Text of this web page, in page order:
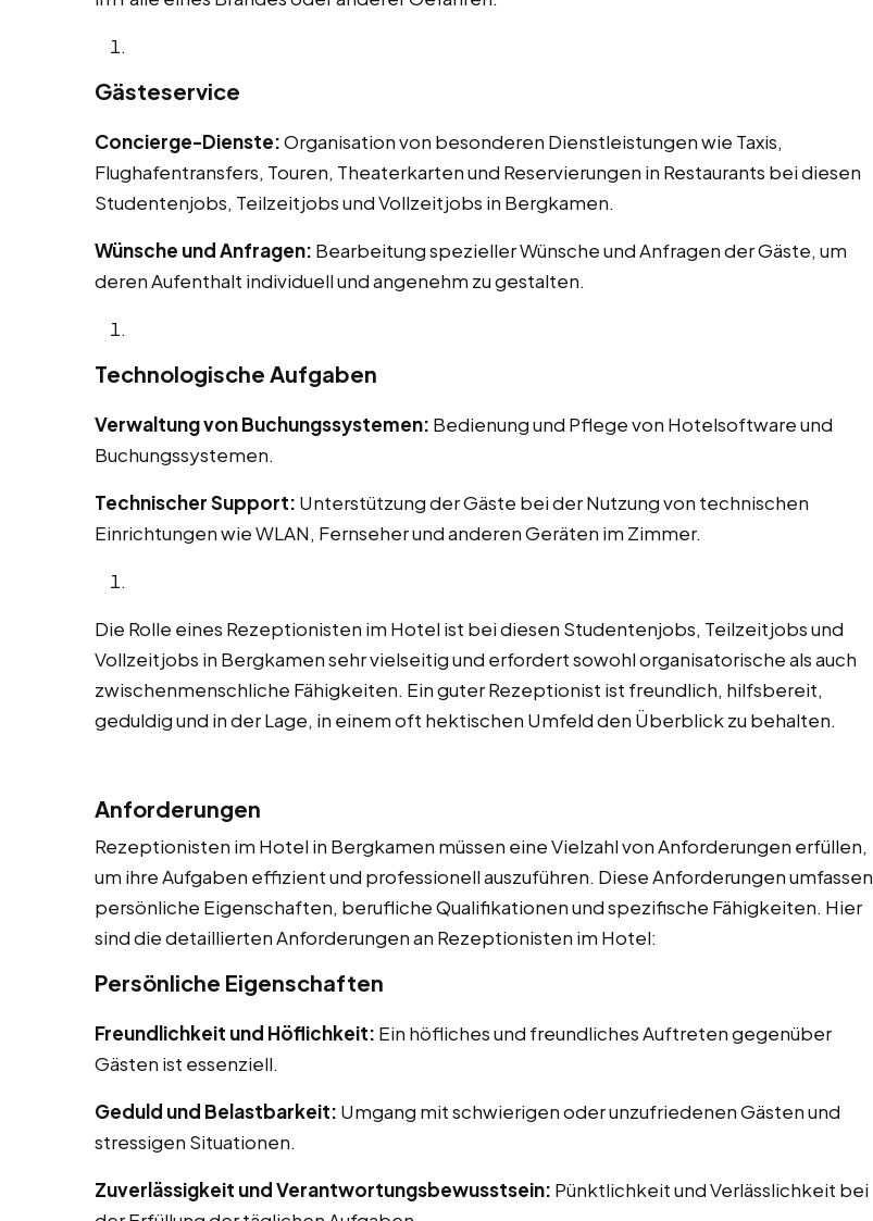
Gästeservice
Concierge-Dienste:Organisation von besonderen Dienstleistungen wie Taxis,
Flughafentransfers, Touren, Theaterkarten und Reservierungen in Restaurants bei diesen
Studentenjobs, Teilzeitjobs und Vollzeitjobs in Bergkamen.
Wünsche und Anfragen: Bearbeitung spezieller Wünsche und Anfragen der Gäste, um
deren Aufenthalt individuell und angenehm zu gestalten.
Technologische Aufgaben
Verwaltung von Buchungssystemen: Bedienung und Pflege von Hotelsoftware und
Buchungssystemen.
Technischer Support: Unterstützung der Gäste bei der Nutzung von technischen
Einrichtungen wie WLAN, Fernseher und anderen Geräten im Zimmer.
Die Rolle eines Rezeptionisten im Hotel ist bei diesen Studentenjobs, Teilzeitjobs und
Vollzeitjobs in Bergkamen sehr vielseitig und erfordert sowohl organisatorische als auch
zwischenmenschliche Fähigkeiten. Ein guter Rezeptionist ist freundlich, hilfsbereit,
geduldig und in der Lage, in einem oft hektischen Umfeld den Überblick zu behalten.
Anforderungen
Rezeptionisten im Hotel in Bergkamen müssen eine Vielzahl von Anforderungen erfüllen,
um ihre Aufgaben effizient und professionell auszuführen. Diese Anforderungen umfassen
persönliche Eigenschaften, berufliche Qualifikationen und spezifische Fähigkeiten. Hier
sind die detaillierten Anforderungen an Rezeptionisten im Hotel:
Persönliche Eigenschaften
Freundlichkeit und Höflichkeit: Ein höfliches und freundliches Auftreten gegenüber
Gästen ist essenziell.
Geduld und Belastbarkeit: Umgang mit schwierigen oder unzufriedenen Gästen und
stressigen Situationen.
Zuverlässigkeit und Verantwortungsbewusstsein: Pünktlichkeit und Verlässlichkeit bei